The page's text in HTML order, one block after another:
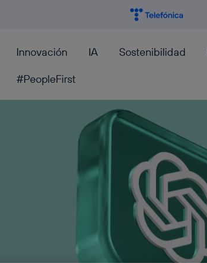
Innovación IA Sostenibilidad
#PeopleFirst